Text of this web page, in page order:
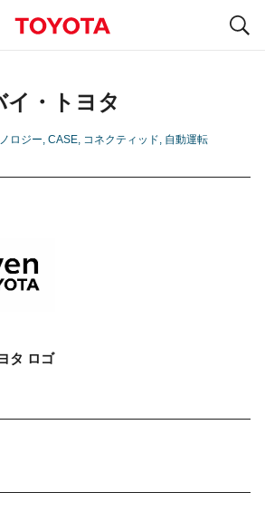
イ・トヨタ
ロジー CASE コネクティッド 自動運転
タ ロゴ